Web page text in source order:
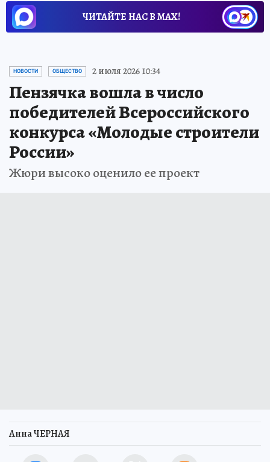
ЧИТАЙТЕ НАС В МАХ!
НОВОСТИ ОБЩЕСТВО 2 июля 2026 10:34
Пензячка вошла в число
победителей Всероссийского
конкурса «Молодые строители
России»
Жюри высоко оценило ее проект
Анна ЧЕРНАЯ